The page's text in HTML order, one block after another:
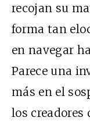
recojan su
forma tan
en navegar
Parece una
más en el
los creadores